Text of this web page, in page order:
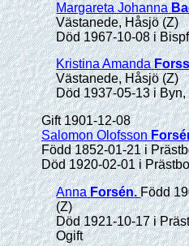
Margareta Johanna
Västanede, Håsjö (Z)
Död 1967-10-08 i
Kristina Amanda
Västanede, Håsjö (Z)
Död 1937-05-13 i Byn,
Gift 1901-12-08
Salomon Olofsson
Född 1852-01-21 i
Död 1920-02-01 i
Anna Forsén.Född
(Z)
Död 1921-10-17 i
Ogift